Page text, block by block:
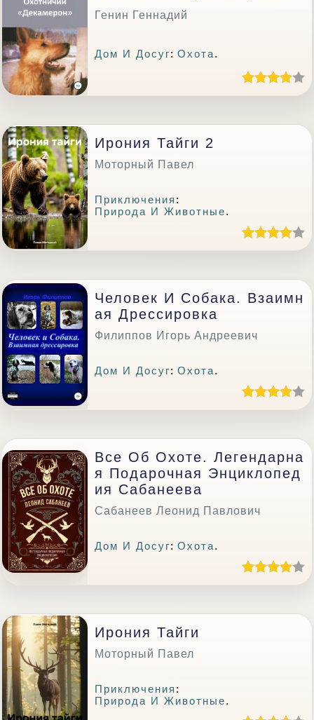
Генин Геннадий
Дом И Досуг:Охота.
Ирония Тайги 2
Моторный Павел
Приключения :
Природа И Животные.
Человек И Собака. Взаимн
Ая Дрессировка
Филиппов Игорь Андреевич
Дом И Досуг:Охота.
Все Об Охоте. Легендарна
Я Подарочная Энциклопед
Ия Сабанеева
Сабанеев Леонид Павлович
Дом И Досуг:Охота.
Ирония Тайги
Моторный Павел
Приключения :
Природа И Животные.